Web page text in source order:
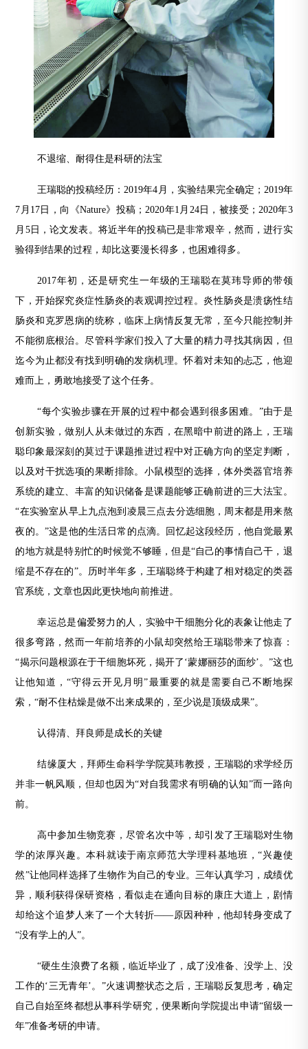
不退缩、耐得住是科研的法宝
王瑞聪的投稿经历：2019年4月，实验结果完全确定；2019年
7月17日，向《Nature》投稿；2020年1月24日，被接受；2020年3
月5日，论文发表。将近半年的投稿已是非常艰辛，然而，进行实
验得到结果的过程，却比这要漫长得多，也困难得多。
2017年初，还是研究生一年级的王瑞聪在莫玮导师的带领
下，开始探究炎症性肠炎的表观调控过程。炎性肠炎是溃疡性结
肠炎和克罗恩病的统称，临床上病情反复无常，至今只能控制并
不能彻底根治。尽管科学家们投入了大量的精力寻找其病因，但
迄今为止都没有找到明确的发病机理。怀着对未知的忐忑，他迎
难而上，勇敢地接受了这个任务。
“每个实验步骤在开展的过程中都会遇到很多困难。”由于是
创新实验，做别人从未做过的东西，在黑暗中前进的路上，王瑞
聪印象最深刻的莫过于课题推进过程中对正确方向的坚定判断，
以及对干扰选项的果断排除。小鼠模型的选择，体外类器官培养
系统的建立、丰富的知识储备是课题能够正确前进的三大法宝。
“在实验室从早上九点泡到凌晨三点去分选细胞，周末都是用来熬
夜的。”这是他的生活日常的点滴。回忆起这段经历，他自觉最累
的地方就是特别忙的时候觉不够睡，但是“自己的事情自己干，退
缩是不存在的”。历时半年多，王瑞聪终于构建了相对稳定的类器
官系统，文章也因此更快地向前推进。
幸运总是偏爱努力的人，实验中干细胞分化的表象让他走了
很多弯路，然而一年前培养的小鼠却突然给王瑞聪带来了惊喜：
“揭示问题根源在于干细胞坏死，揭开了‘蒙娜丽莎的面纱’。”这也
让他知道，“守得云开见月明”最重要的就是需要自己不断地探
索，“耐不住枯燥是做不出来成果的，至少说是顶级成果”。
认得清、拜良师是成长的关键
结缘厦大，拜师生命科学学院莫玮教授，王瑞聪的求学经历
并非一帆风顺，但却也因为“对自我需求有明确的认知”而一路向
前。
高中参加生物竞赛，尽管名次中等，却引发了王瑞聪对生物
学的浓厚兴趣。本科就读于南京师范大学理科基地班，“兴趣使
然”让他同样选择了生物作为自己的专业。三年认真学习，成绩优
异，顺利获得保研资格，看似走在通向目标的康庄大道上，剧情
却给这个追梦人来了一个大转折——原因种种，他却转身变成了
“没有学上的人”。
“硬生生浪费了名额，临近毕业了，成了没准备、没学上、没
工作的‘三无青年’。”火速调整状态之后，王瑞聪反复思考，确定
自己自始至终都想从事科学研究，便果断向学院提出申请“留级一
年”准备考研的申请。